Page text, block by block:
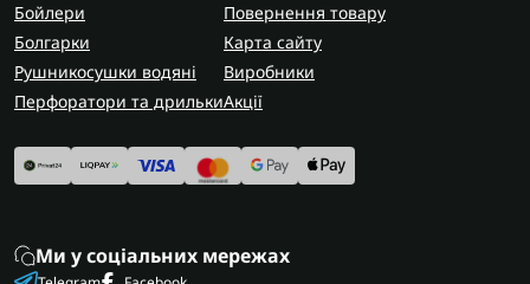
Бойлери
Болгарки
Рушникосушки водяні
Перфоратори та дрильки
Повернення товару
Карта сайту
Виробники
Акції
Ми у соціальних мережах